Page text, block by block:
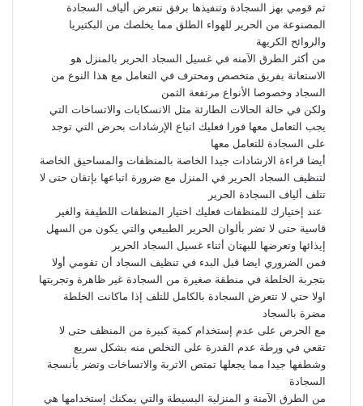
ثم قومي بهز السجادة وتنفيذها برفق تتعرض ألياف السجادة
المصنوعة من الحرير للهواء الطلق مما يخلصك من البكتيريا
والروائح الكريهة
من أكثر الطرق الآمنه في غسيل السجاد الحرير بالمنزل هو
الاستعانة بفريق متخصص ومحترف في التعامل مع هذا النوع من
السجاد وخصوصا الأنواع مرتفعة الثمن
ولكن في حالة الحالات الطارئة مثل الانسكابات والاتساخات التي
يجب التعامل معها فورا فعليك اتباع الإرشادات بحرض التي توجد
على السجادة للتعامل معها
أيضا قراءة الارشادات جيدا الخاصة بالمنظفات والمساحيق الخاصة
لتنظيف السجاد الحرير في المنزل مع ضرورة اتباعها بإتقان حتى لا
تتلف ألياف السجادة الحرير
عند إختيارك للمنظفات فعليك اختيار المنظفات اللطيفة والغير
قاسية حتى لا تضر بألوان الحرير الطبيعي والتي يكون من السهل
إيذائها وتعرضها للبهتان أثناء غسيل السجاد الحرير
فمن الضروري ايضا قبل البدء في تنظيف السجاد أن تقومي أولا
بتجربة الخلطة في منطقة صغيرة من السجادة غير ظاهرة وتجربتها
اولا حتي لا تتعرض السجادة بالكامل للتلف إذا ماكانت الخلطة
مضرة بالسجاد
مع الحرص على عدم إستخدام كمية كبيرة من المنظف حتى لا
تقعي في ورطة عدم القدرة على التخلص منه بشكل سريع
وشطفها جيدا مما يجعلها تمتص الاتربة والاتساخات وتضر بأنسجة
السجادة
من الطرق الآمنة و المنزلية البسيطة والتي يمكنك إستخدامها هي